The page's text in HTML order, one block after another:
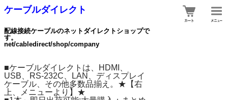
ケーブルダイレクト
配線接続ケーブルのネットダイレクトショップで
す。
net/cabledirect/shop/company
■ケーブルダイレクトは、HDMI、
USB、RS-232C、LAN、ディスプレイ
ケーブル、その他多数品揃え。★【右
上、メニューより】★